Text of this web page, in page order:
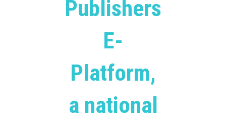
Publishers
E-
Platform,
a national